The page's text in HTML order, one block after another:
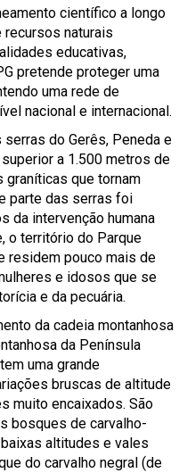
científico a longo
recursos naturais
educativas,
pretende proteger uma
uma rede de
nacional e internacional.
do Gerês, Peneda e
a 1.500 metros de
que tornam
parte das serras foi
da intervenção humana
o território do Parque
residem pouco mais de
e idosos que se
e da pecuária.
da cadeia montanhosa
da Península
uma grande
bruscas de altitude
muito encaixados. São
bosques de carvalho-
altitudes e vales
do carvalho negral (de